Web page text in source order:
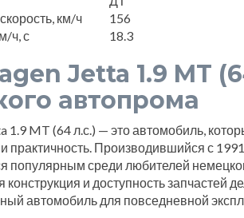
км/ч
156
ч, с
18.3
Jetta 1.9 MT
автопрома
1.9 MT (64 л.с.) — это автомобиль,
практичность. Производившийся с
популярным среди любителей
конструкция и доступность запчастей
автомобиль для повседневной